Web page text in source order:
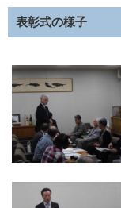
表彰式の様子